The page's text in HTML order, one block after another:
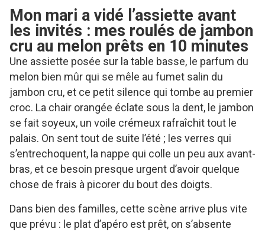
Mon mari a vidé l’assiette avant
les invités : mes roulés de jambon
cru au melon prêts en 10 minutes
Une assiette posée sur la table basse, le parfum du
melon bien mûr qui se mêle au fumet salin du
jambon cru, et ce petit silence qui tombe au premier
croc. La chair orangée éclate sous la dent, le jambon
se fait soyeux, un voile crémeux rafraîchit tout le
palais. On sent tout de suite l’été ; les verres qui
s’entrechoquent, la nappe qui colle un peu aux avant-
bras, et ce besoin presque urgent d’avoir quelque
chose de frais à picorer du bout des doigts.
Dans bien des familles, cette scène arrive plus vite
que prévu : le plat d’apéro est prêt, on s’absente